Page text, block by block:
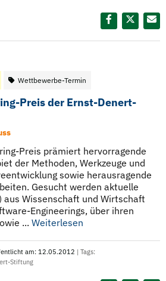
Wettbewerbe-Termin
Preis der Ernst-Denert-
Preis prämiert hervorragende
der Methoden, Werkzeuge und
sowie herausragende
Gesucht werden aktuelle
Wissenschaft und Wirtschaft
Engineerings, über ihren
... Weiterlesen
am: 12.05.2012 | Tags:
Stiftung